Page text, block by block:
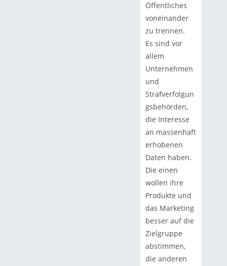
Öffentliches
voneinander
zu trennen.
Es sind vor
allem
Unternehmen
und
Strafverfolgun
gsbehörden,
die Interesse
an massenhaft
erhobenen
Daten haben.
Die einen
wollen ihre
Produkte und
das Marketing
besser auf die
Zielgruppe
abstimmen,
die anderen